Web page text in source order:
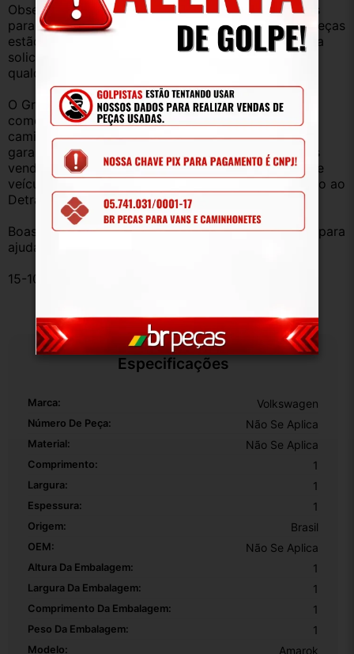
Observação: Considerando que recebemos veículos
para retirada de peças diariamente, nem todas as peças
estão anunciadas, desta forma, fique à vontade para
solicitar qualquer peça, de qualquer veículo, em
qualquer um de nossos anúncios.
O Grupo Br Truck Peças está há 25 anos
comercializando peças para caminhões, vans,
caminhonetes, automóveis e utilitários. Todas com
garantia de procedência e funcionamento. Produtos
vendidos somente com Nota Fiscal e proveniente de
veículo sucata – TODOS devidamente baixados junto ao
Detran.
Boas compras e sempre que precisar estamos aqui para
ajudar!
15-108504
Especificações
Marca: Volkswagen
Número De Peça: Não Se Aplica
Material: Não Se Aplica
Comprimento: 1
Largura: 1
Espessura: 1
Origem: Brasil
OEM: Não Se Aplica
Altura Da Embalagem: 1
Largura Da Embalagem: 1
Comprimento Da Embalagem: 1
Peso Da Embalagem: 1
Modelo: Amarok